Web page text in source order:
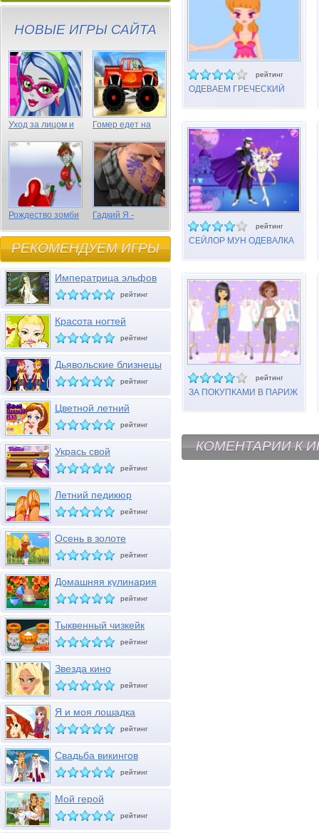
рейтинг
ОДЕВАЕМ ГРЕЧЕСКИЙ
рейтинг
СЕЙЛОР МУН ОДЕВАЛКА
рейтинг
ЗА ПОКУПКАМИ В ПАРИЖ
КОМЕНТАРИИ К
НОВЫЕ ИГРЫ САЙТА
Уход за лицом и
Эпс
Гомер едет на
Рождество зомби
Гадкий Я -
предметы
РЕКОМЕНДУЕМ ИГРЫ
Императрица эльфов
рейтинг
Красота ногтей
рейтинг
Дьявольские близнецы
Хэллоуина
рейтинг
Цветной летний
маникюр
рейтинг
Укрась свой
журнальный столик
рейтинг
Летний педикюр
рейтинг
Осень в золоте
рейтинг
Домашняя кулинария
26
рейтинг
Тыквенный чизкейк
рейтинг
Звезда кино
рейтинг
Я и моя лошадка
рейтинг
Свадьба викингов
рейтинг
Мой герой
рейтинг